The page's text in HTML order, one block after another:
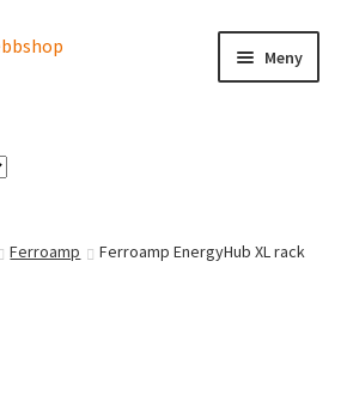
Meny
Ferroamp
Ferroamp EnergyHub XL rack